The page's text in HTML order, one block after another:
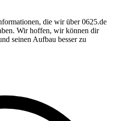
die wir über0625.de
Wir hoffen, wir können dir
seinen Aufbau besser zu